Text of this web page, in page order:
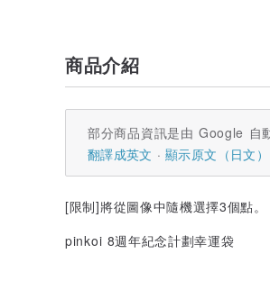
商品介紹
部分商品資訊是由 Google 自
翻譯成英文
顯示原文（日文）
[限制]將從圖像中隨機選擇3個點。
pinkoi 8週年紀念計劃幸運袋